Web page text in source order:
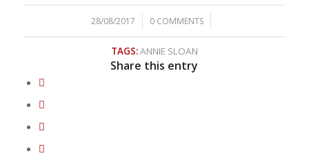
28/08/2017
/ 0 COMMENTS
/
TAGS:ANNIE SLOAN
Share this entry